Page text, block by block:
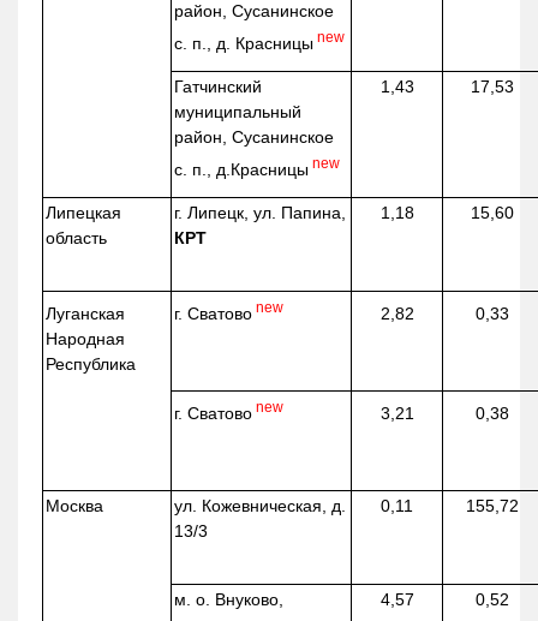
район, Сусанинское
с. п., д. Красницы new
Гатчинский
муниципальный
район, Сусанинское
с. п., д.Красницы new
1,43 17,53
Липецкая
область
г. Липецк, ул. Папина,
КРТ
1,18 15,60
Луганская
Народная
Республика
г. Сватово new 2,82 0,33
г. Сватово new 3,21 0,38
Москва ул. Кожевническая, д.
13/3
0,11 155,72
м. о. Внуково,
4,57 0,52